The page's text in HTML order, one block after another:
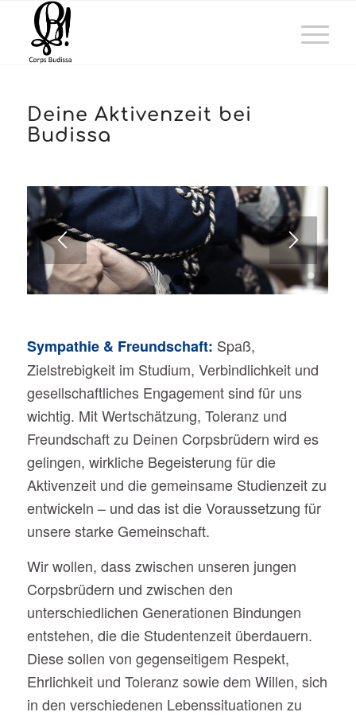
Deine Aktivenzeit bei
Budissa
1 2 3 4 5
Sympathie & Freundschaft: Spaß,
Zielstrebigkeit im Studium, Verbindlichkeit und
gesellschaftliches Engagement sind für uns
wichtig. Mit Wertschätzung, Toleranz und
Freundschaft zu Deinen Corpsbrüdern wird es
gelingen, wirkliche Begeisterung für die
Aktivenzeit und die gemeinsame Studienzeit zu
entwickeln – und das ist die Voraussetzung für
unsere starke Gemeinschaft.
Wir wollen, dass zwischen unseren jungen
Corpsbrüdern und zwischen den
unterschiedlichen Generationen Bindungen
entstehen, die die Studentenzeit überdauern.
Diese sollen von gegenseitigem Respekt,
Ehrlichkeit und Toleranz sowie dem Willen, sich
in den verschiedenen Lebenssituationen zu